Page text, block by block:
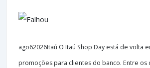
ago62026Itaú O Itaú Shop Day está de volta
promoções para clientes do banco. Entre os